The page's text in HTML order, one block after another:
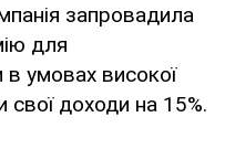
запровадила
для
в умовах високої
свої доходи на 15%.